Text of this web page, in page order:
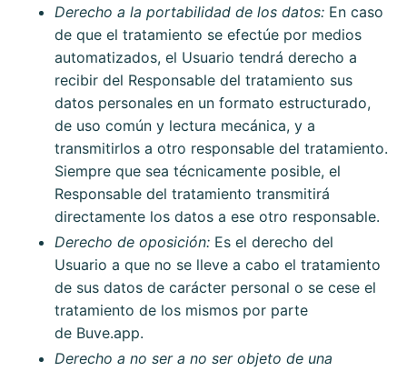
Derecho a la portabilidad de los datos: En caso
de que el tratamiento se efectúe por medios
automatizados, el Usuario tendrá derecho a
recibir del Responsable del tratamiento sus
datos personales en un formato estructurado,
de uso común y lectura mecánica, y a
transmitirlos a otro responsable del tratamiento.
Siempre que sea técnicamente posible, el
Responsable del tratamiento transmitirá
directamente los datos a ese otro responsable.
Derecho de oposición: Es el derecho del
Usuario a que no se lleve a cabo el tratamiento
de sus datos de carácter personal o se cese el
tratamiento de los mismos por parte
de Buve.app.
Derecho a no ser a no ser objeto de una